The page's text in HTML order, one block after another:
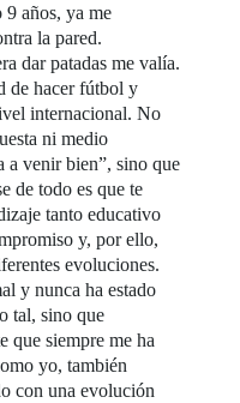
años, ya me
la pared.
dar patadas me valía.
de hacer fútbol y
internacional. No
ni medio
a venir bien”, sino que
de todo es que te
tanto educativo
y, por ello,
evoluciones.
y nunca ha estado
tal, sino que
que siempre me ha
yo, también
con una evolución